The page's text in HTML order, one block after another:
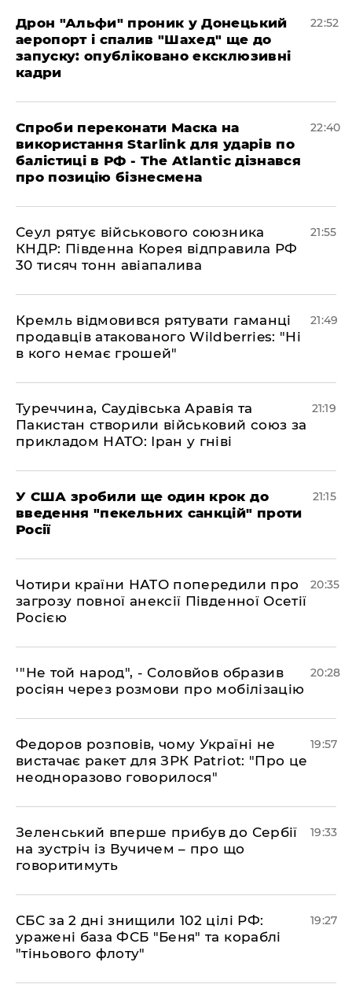
​Дрон "Альфи" проник у Донецький
аеропорт і спалив "Шахед" ще до
запуску: опубліковано ексклюзивні
кадри
22:52
​Спроби переконати Маска на
використання Starlink для ударів по
балістиці в РФ - The Atlantic дізнався
про позицію бізнесмена
22:40
​Сеул рятує військового союзника
КНДР: Південна Корея відправила РФ
30 тисяч тонн авіапалива
21:55
​Кремль відмовився рятувати гаманці
продавців атакованого Wildberries: "Ні
в кого немає грошей"
21:49
​Туреччина, Саудівська Аравія та
Пакистан створили військовий союз за
прикладом НАТО: Іран у гніві
21:19
​У США зробили ще один крок до
введення "пекельних санкцій" проти
Росії
21:15
​Чотири країни НАТО попередили про
загрозу повної анексії Південної Осетії
Росією
20:35
​'"Не той народ", - Соловйов образив
росіян через розмови про мобілізацію
20:28
​Федоров розповів, чому Україні не
вистачає ракет для ЗРК Patriot: "Про це
неодноразово говорилося"
19:57
​Зеленський вперше прибув до Сербії
на зустріч із Вучичем – про що
говоритимуть
19:33
​СБС за 2 дні знищили 102 цілі РФ:
уражені база ФСБ "Беня" та кораблі
"тіньового флоту"
19:27